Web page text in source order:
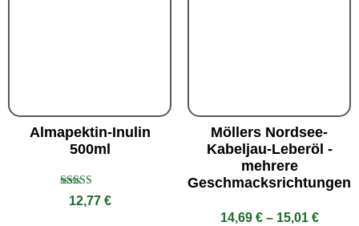
Almapektin-Inulin
500ml
Bewertet
mit
12,77 €
Möllers Nordsee-
Kabeljau-Leberöl -
mehrere
Geschmacksrichtungen
14,69 € – 15,01 €